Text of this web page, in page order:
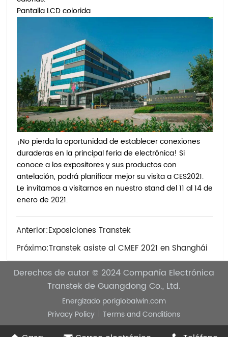
Pantalla LCD colorida
¡No pierda la oportunidad de establecer conexiones
duraderas en la principal feria de electrónica! Si
conoce a los expositores y sus productos con
antelación, podrá planificar mejor su visita a CES2021.
Le invitamos a visitarnos en nuestro stand del 11 al 14 de
enero de 2021.
Anterior:Exposiciones Transtek
Próximo:Transtek asiste al CMEF 2021 en Shanghái
Derechos de autor © 2024Compañía Electrónica
Transtek de Guangdong Co., Ltd.
Energizado poriglobalwin.com
Privacy Policy
Terms and Conditions